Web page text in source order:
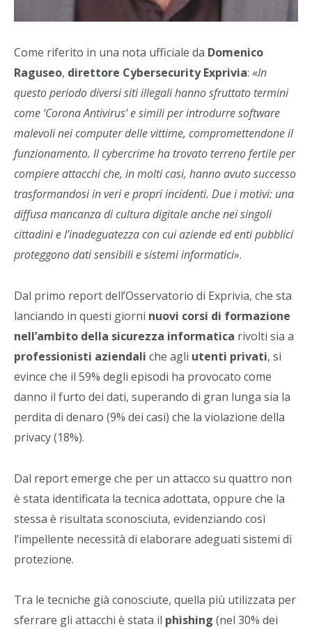
Come riferito in una nota ufficiale da Domenico
Raguseo, direttore Cybersecurity Exprivia: «In
questo periodo diversi siti illegali hanno sfruttato termini
come ‘Corona Antivirus’ e simili per introdurre software
malevoli nei computer delle vittime, compromettendone il
funzionamento. Il cybercrime ha trovato terreno fertile per
compiere attacchi che, in molti casi, hanno avuto successo
trasformandosi in veri e propri incidenti. Due i motivi: una
diffusa mancanza di cultura digitale anche nei singoli
cittadini e l’inadeguatezza con cui aziende ed enti pubblici
proteggono dati sensibili e sistemi informatici».
Dal primo report dell’Osservatorio di Exprivia, che sta
lanciando in questi giorni nuovi corsi di formazione
nell’ambito della sicurezza informatica rivolti sia a
professionisti aziendali che agli utenti privati, si
evince che il 59% degli episodi ha provocato come
danno il furto dei dati, superando di gran lunga sia la
perdita di denaro (9% dei casi) che la violazione della
privacy (18%).
Dal report emerge che per un attacco su quattro non
è stata identificata la tecnica adottata, oppure che la
stessa è risultata sconosciuta, evidenziando così
l’impellente necessità di elaborare adeguati sistemi di
protezione.
Tra le tecniche già conosciute, quella più utilizzata per
sferrare gli attacchi è stata il phishing (nel 30% dei